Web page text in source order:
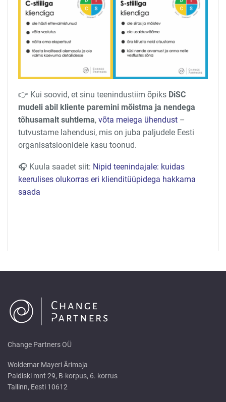
👉 Kui soovid, et sinu teenindustiim õpiks DiSC
mudeli abil kliente paremini mõistma ja nendega
tõhusamalt suhtlema, võta meiega ühendust –
tutvustame lahendusi, mis on juba paljudele Eesti
organisatsioonidele kasu toonud.
🎧 Kuula saadet siit: Nipid teenindajale: kuidas
keerulises olukorras eri klienditüüpidega hakkama
saada
Change Partners OÜ
Woldemar Mayeri Ärimaja
Paldiski mnt 29, B-korpus, 6. korrus
Tallinn, Eesti 10612